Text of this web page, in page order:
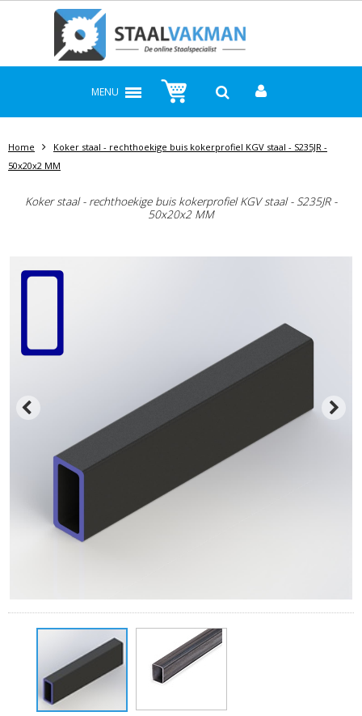
MENU
Home
Koker staal - rechthoekige buis kokerprofiel KGV staal - S235JR -
50x20x2 MM
Koker staal - rechthoekige buis kokerprofiel KGV staal - S235JR -
50x20x2 MM